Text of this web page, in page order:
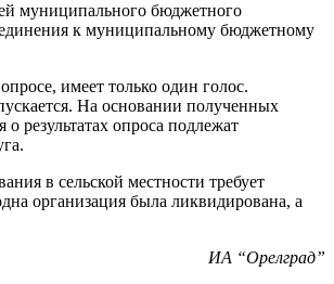
муниципального бюджетного
к муниципальному бюджетному
имеет только один голос.
На основании полученных
результатах опроса подлежат
в сельской местности требует
организация была ликвидирована, а
ИА “Орелград”